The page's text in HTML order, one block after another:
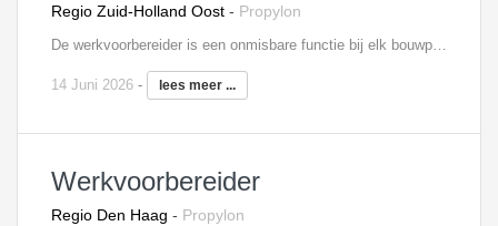
Regio Zuid-Holland Oost - Propylon
14 Juni 2026 - lees meer ...
Werkvoorbereider
Regio Den Haag - Propylon